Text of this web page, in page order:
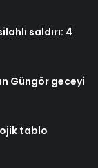
saldırı: 4
Güngör geceyi
tablo